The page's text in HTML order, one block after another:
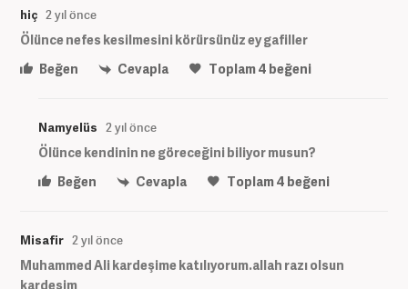
hiç 2 yıl önce
Ölünce nefes kesilmesini körürsünüz ey gafiller
Beğen
Cevapla Toplam4 beğeni
Namyelüs 2 yıl önce
Ölünce kendinin ne göreceğini biliyor musun?
Beğen
Cevapla Toplam4 beğeni
Misafir 2 yıl önce
Muhammed Ali kardeşime katılıyorum.allah razı olsun
kardeşim